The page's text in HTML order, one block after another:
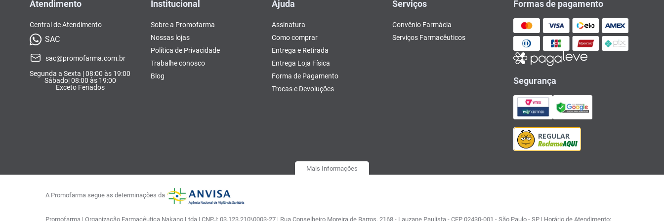
Atendimento
Central de Atendimento
SAC
sac@promofarma.com.br
Segunda a Sexta | 08:00 às 19:00
Sábado| 08:00 às 19:00
Exceto Feriados
Institucional
Sobre a Promofarma
Nossas lojas
Política de Privacidade
Trabalhe conosco
Blog
Ajuda
Assinatura
Como comprar
Entrega e Retirada
Entrega Loja Física
Forma de Pagamento
Trocas e Devoluções
Serviços
Convênio Farmácia
Serviços Farmacêuticos
Formas de pagamento
Segurança
Mais Informações
A Promofarma segue as determinações da
Promofarma | Organização Farmacêutica Nakano Ltda | CNPJ: 03.123.210\0003-27 | Rua Conselheiro Moreira de Barros, 2168 - Lauzane Paulista - CEP 02430-001 - São Paulo - SP | Horário de Atendimento: